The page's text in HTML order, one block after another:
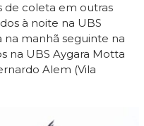
de coleta em outras
à noite na UBS
manhã seguinte na
na UBS Aygara Motta
Alem (Vila